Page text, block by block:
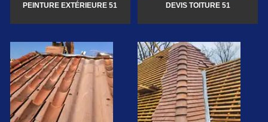
PEINTURE EXTÉRIEURE 51 DEVIS TOITURE 51